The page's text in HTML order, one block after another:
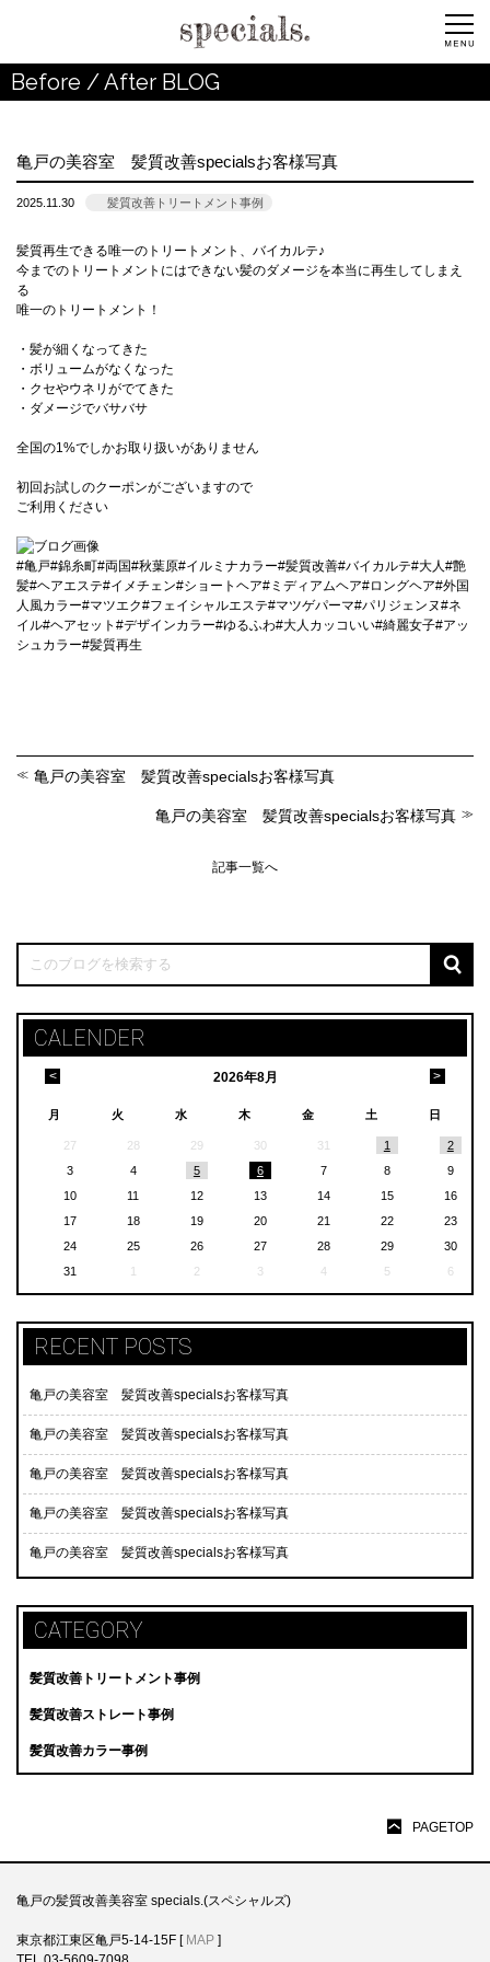
Before / After BLOG
亀戸の美容室 髪質改善specialsお客様写真
2025.11.30 髪質改善トリートメント事例
髪質再生できる唯一のトリートメント、バイカルテ♪
今までのトリートメントにはできない髪のダメージを本当に再生してしまえ
る
唯一のトリートメント！
・髪が細くなってきた
・ボリュームがなくなった
・クセやウネリがでてきた
・ダメージでバサバサ
全国の1%でしかお取り扱いがありません
初回お試しのクーポンがございますので
ご利用ください
#亀戸#錦糸町#両国#秋葉原#イルミナカラー#髪質改善#バイカルテ#大人#艶
髪#ヘアエステ#イメチェン#ショートヘア#ミディアムヘア#ロングヘア#外国
人風カラー#マツエク#フェイシャルエステ#マツゲパーマ#パリジェンヌ#ネ
イル#ヘアセット#デザインカラー#ゆるふわ#大人カッコいい#綺麗女子#アッ
シュカラー#髪質再生
亀戸の美容室 髪質改善specialsお客様写真
亀戸の美容室 髪質改善specialsお客様写真
記事一覧へ
CALENDER
2026年8月
< >
月 火 水 木 金 土 日
27 28 29 30 31 1
2
3
4 5 6 7 8
9
10
11 12 13 14 15
16
17
18 19 20 21 22
23
24
25 26 27 28 29
30
31
1 2 3 4 5 6
RECENT POSTS
亀戸の美容室 髪質改善specialsお客様写真
亀戸の美容室 髪質改善specialsお客様写真
亀戸の美容室 髪質改善specialsお客様写真
亀戸の美容室 髪質改善specialsお客様写真
亀戸の美容室 髪質改善specialsお客様写真
CATEGORY
髪質改善トリートメント事例
髪質改善ストレート事例
髪質改善カラー事例
PAGETOP
亀戸の髪質改善美容室 specials.(スペシャルズ)
東京都江東区亀戸5-14-15F [ MAP ]